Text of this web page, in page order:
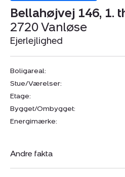
Bellahøjvej 146, 1.
2720 Vanløse
Ejerlejlighed
Boligareal:
Stue/Værelser:
Etage:
Bygget/Ombygget:
Energimærke:
Andre fakta